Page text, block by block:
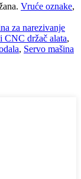
Vruće oznake,
za narezivanje
CNC držač alata,
, Servo mašina